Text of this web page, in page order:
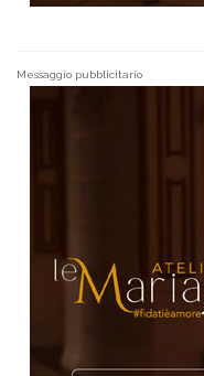
Messaggio pubblicitario